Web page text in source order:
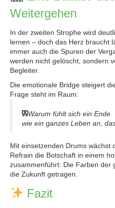
Weitergehen
In der zweiten Strophe wird
lernen – doch das Herz braucht
immer auch die Spuren der
werden nicht gelöscht, sondern
Begleiter.
Die emotionale Bridge steigert
Frage steht im Raum:
Warum fühlt sich ein Ende
wie ein ganzes Leben an,
Mit einsetzenden Drums wächst
Refrain die Botschaft in einem
zusammenführt: Die Farben der
die Zukunft getragen.
Fazit